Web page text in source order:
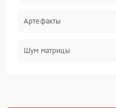
Матрица
Проблемы питания
Артефакты
Шум матрицы